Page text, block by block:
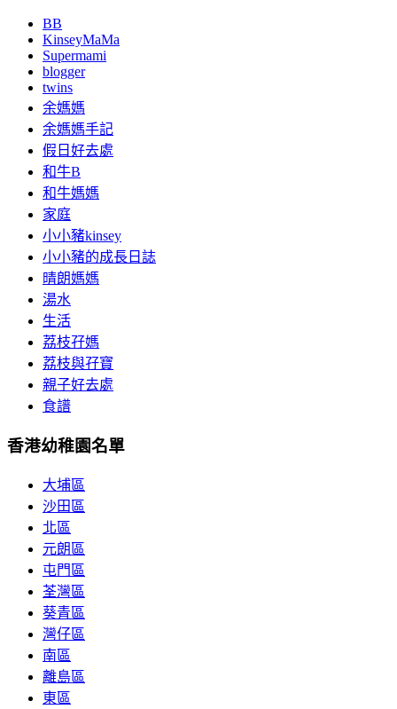
BB
KinseyMaMa
Supermami
blogger
twins
余媽媽
余媽媽手記
假日好去處
和牛B
和牛媽媽
家庭
小小豬kinsey
小小豬的成長日誌
晴朗媽媽
湯水
生活
荔枝孖媽
荔枝與孖寶
親子好去處
食譜
香港幼稚園名單
大埔區
沙田區
北區
元朗區
屯門區
荃灣區
葵青區
灣仔區
南區
離島區
東區